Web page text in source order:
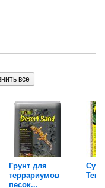
Грунт для
террариумов
песок...